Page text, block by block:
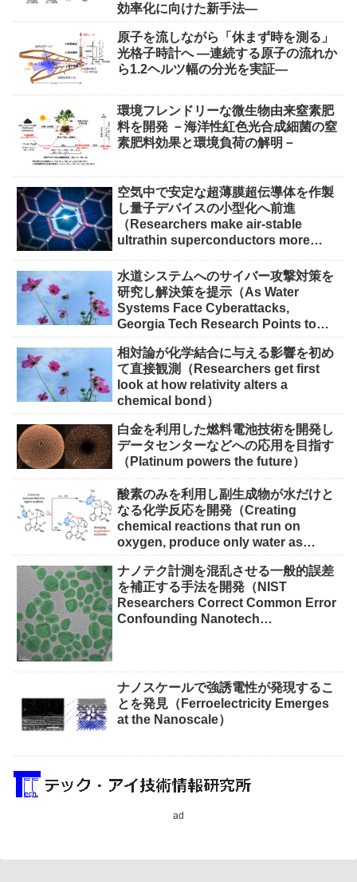
効率化に向けた新手法―
原子を流しながら「休まず時を測る」
光格子時計へ ―連続する原子の流れか
ら1.2ヘルツ幅の分光を実証―
環境フレンドリーな微生物由来窒素肥
料を開発 －海洋性紅色光合成細菌の窒
素肥料効果と環境負荷の解明－
空気中で安定な超薄膜超伝導体を作製
し量子デバイスの小型化へ前進
（Researchers make air-stable
ultrathin superconductors more
水道システムへのサイバー攻撃対策を
研究し解決策を提示（As Water
Systems Face Cyberattacks,
Georgia Tech Research Points to
相対論が化学結合に与える影響を初め
て直接観測（Researchers get first
look at how relativity alters a
chemical bond）
白金を利用した燃料電池技術を開発し
データセンターなどへの応用を目指す
（Platinum powers the future）
酸素のみを利用し副生成物が水だけと
なる化学反応を開発（Creating
chemical reactions that run on
oxygen, produce only water as
ナノテク計測を混乱させる一般的誤差
を補正する手法を開発（NIST
Researchers Correct Common Error
Confounding Nanotech
ナノスケールで強誘電性が発現するこ
とを発見（Ferroelectricity Emerges
at the Nanoscale）
ad